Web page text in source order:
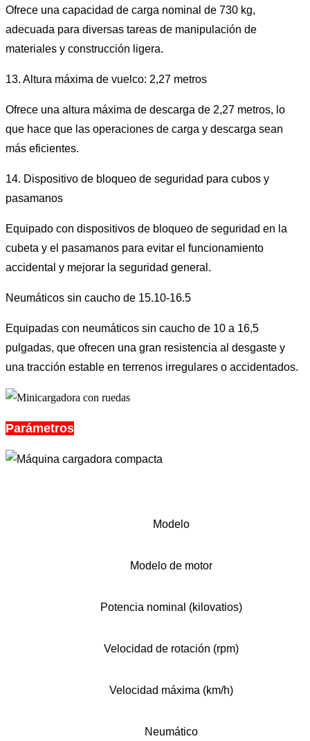
Ofrece una capacidad de carga nominal de 730 kg,
adecuada para diversas tareas de manipulación de
materiales y construcción ligera.
13. Altura máxima de vuelco: 2,27 metros
Ofrece una altura máxima de descarga de 2,27 metros, lo
que hace que las operaciones de carga y descarga sean
más eficientes.
14. Dispositivo de bloqueo de seguridad para cubos y
pasamanos
Equipado con dispositivos de bloqueo de seguridad en la
cubeta y el pasamanos para evitar el funcionamiento
accidental y mejorar la seguridad general.
Neumáticos sin caucho de 15.10-16.5
Equipadas con neumáticos sin caucho de 10 a 16,5
pulgadas, que ofrecen una gran resistencia al desgaste y
una tracción estable en terrenos irregulares o accidentados.
Parámetros
Modelo
Modelo de motor
Potencia nominal (kilovatios)
Velocidad de rotación (rpm)
Velocidad máxima (km/h)
Neumático